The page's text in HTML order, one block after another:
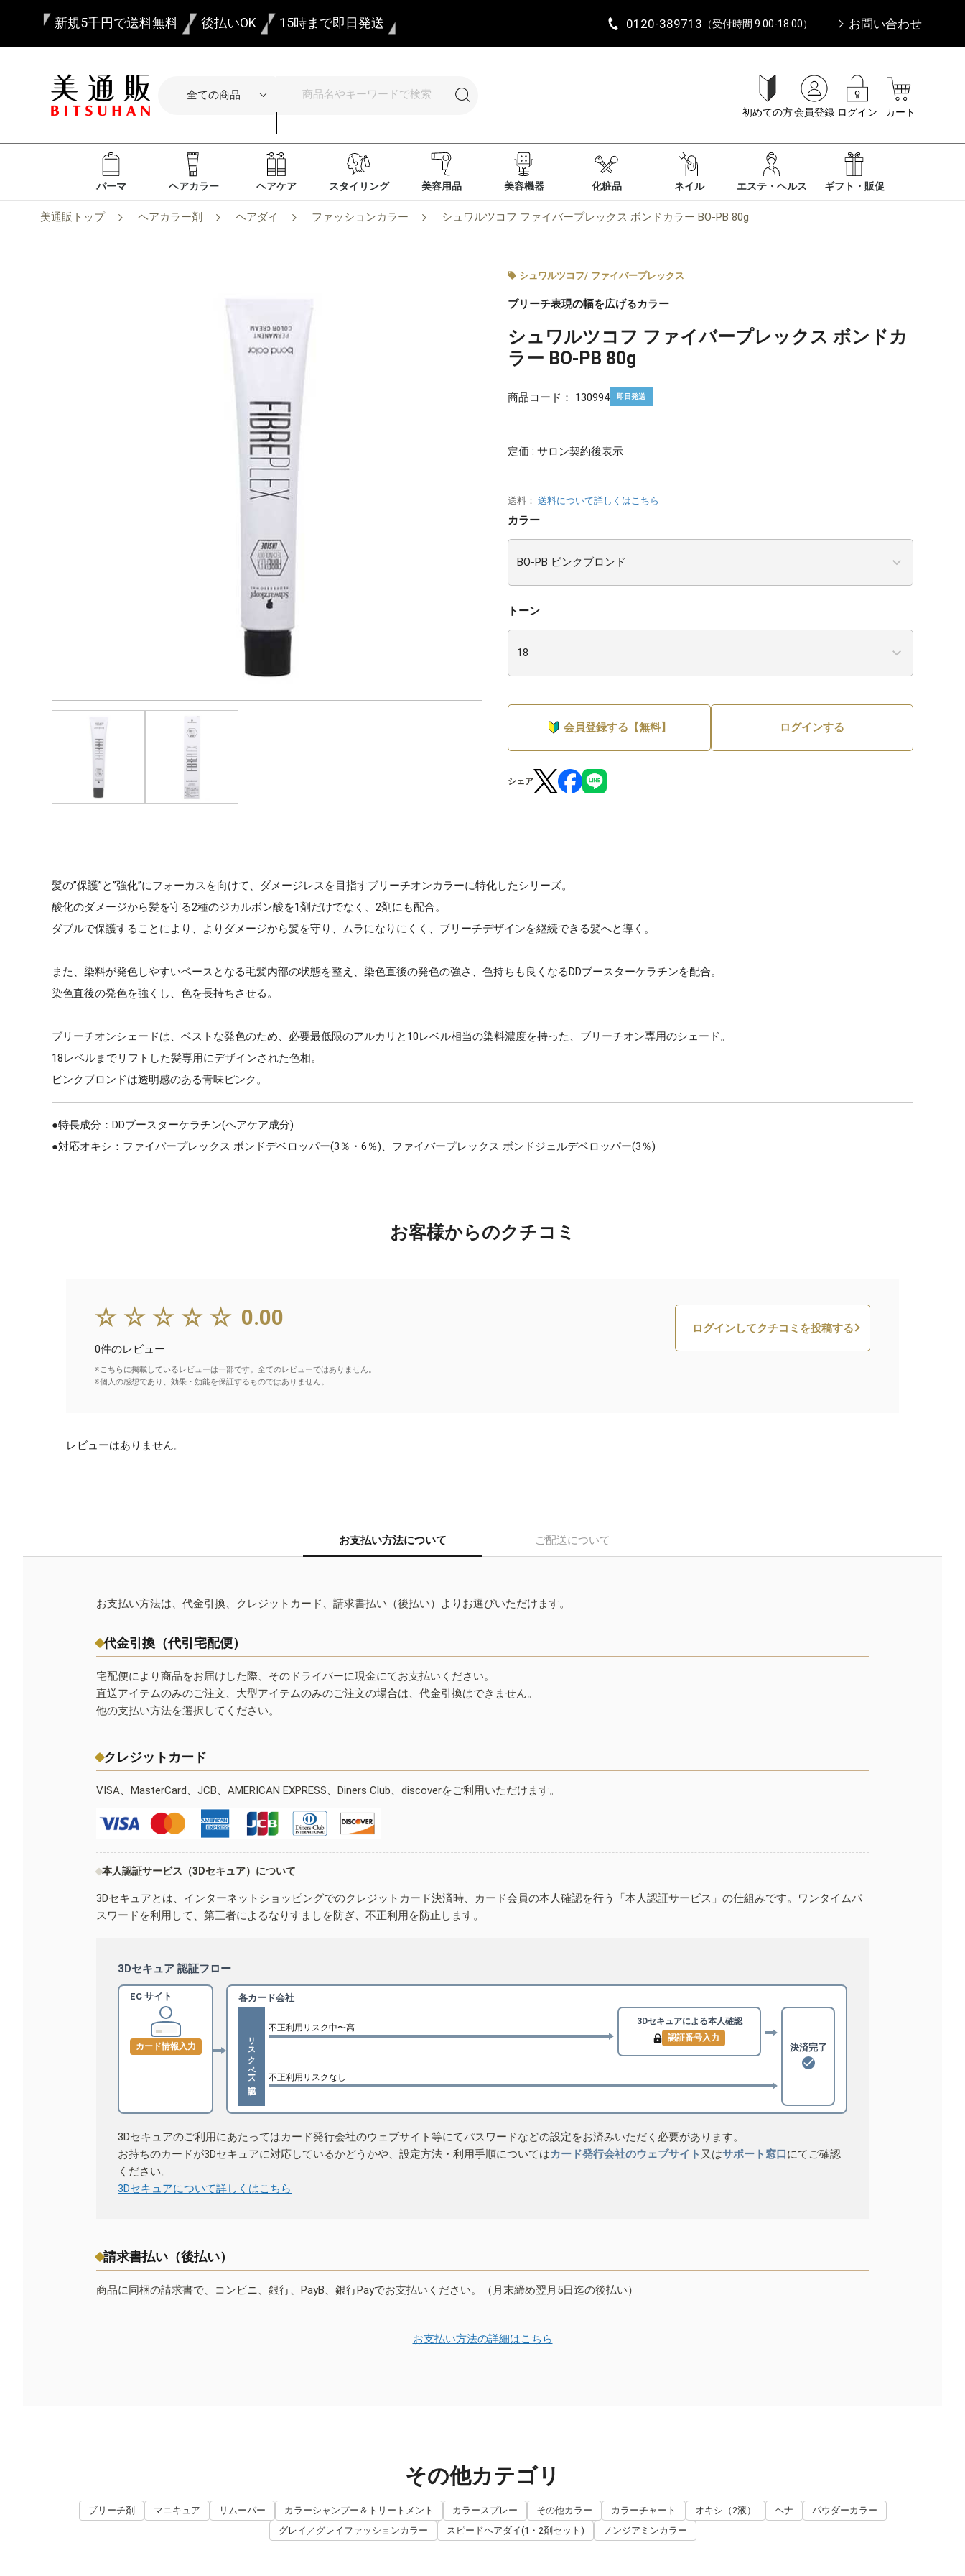
新規5千円で送料無料 後払いOK 15時まで即日発送 0120-389713 （受付時間 9:00-18:00） お問い合わせ
初めての方会員登録 ログイン カート
パーマ ヘアカラー ヘアケア スタイリング 美容用品 美容機器 化粧品 ネイル エステ・ヘルス ギフト・販促
美通販トップ ヘアカラー剤 ヘアダイ ファッションカラー シュワルツコフ ファイバープレックス ボンドカラー BO-PB 80g
シュワルツコフ/ ファイバープレックス
ブリーチ表現の幅を広げるカラー
シュワルツコフ ファイバープレックス ボンドカ
ラー BO-PB 80g
商品コード： 130994 即日発送
定価 : サロン契約後表示
送料： 送料について詳しくはこちら
カラー
トーン
会員登録する【無料】 ログインする
シェア
髪の”保護”と”強化”にフォーカスを向けて、ダメージレスを目指すブリーチオンカラーに特化したシリーズ。
酸化のダメージから髪を守る2種のジカルボン酸を1剤だけでなく、2剤にも配合。
ダブルで保護することにより、よりダメージから髪を守り、ムラになりにくく、ブリーチデザインを継続できる髪へと導く。
また、染料が発色しやすいベースとなる毛髪内部の状態を整え、染色直後の発色の強さ、色持ちも良くなるDDブースターケラチンを配合。
染色直後の発色を強くし、色を長持ちさせる。
ブリーチオンシェードは、ベストな発色のため、必要最低限のアルカリと10レベル相当の染料濃度を持った、ブリーチオン専用のシェード。
18レベルまでリフトした髪専用にデザインされた色相。
ピンクブロンドは透明感のある青味ピンク。
●特長成分：DDブースターケラチン(ヘアケア成分)
●対応オキシ：ファイバープレックス ボンドデベロッパー(3％・6％)、ファイバープレックス ボンドジェルデベロッパー(3％)
お客様からのクチコミ
☆☆☆☆☆ 0.00
0件のレビュー
※こちらに掲載しているレビューは一部です。全てのレビューではありません。
※個人の感想であり、効果・効能を保証するものではありません。
ログインしてクチコミを投稿する
レビューはありません。
お支払い方法について ご配送について
お支払い方法は、代金引換、クレジットカード、請求書払い（後払い）よりお選びいただけます。
代金引換（代引宅配便）
宅配便により商品をお届けした際、そのドライバーに現金にてお支払いください。
直送アイテムのみのご注文、大型アイテムのみのご注文の場合は、代金引換はできません。
他の支払い方法を選択してください。
クレジットカード
VISA、MasterCard、JCB、AMERICAN EXPRESS、Diners Club、discoverをご利用いただけます。
本人認証サービス（3Dセキュア）について
3Dセキュアとは、インターネットショッピングでのクレジットカード決済時、カード会員の本人確認を行う「本人認証サービス」の仕組みです。ワンタイムパ
スワードを利用して、第三者によるなりすましを防ぎ、不正利用を防止します。
3Dセキュア 認証フロー
EC サイト
カード情報入力
各カード会社
リスクベース認証
不正利用リスク中〜高
3Dセキュアによる本人確認
認証番号入力
不正利用リスクなし
決済完了
3Dセキュアのご利用にあたってはカード発行会社のウェブサイト等にてパスワードなどの設定をお済みいただく必要があります。
お持ちのカードが3Dセキュアに対応しているかどうかや、設定方法・利用手順についてはカード発行会社のウェブサイト 又はサポート窓口にてご確認
ください。
3Dセキュアについて詳しくはこちら
請求書払い（後払い）
商品に同梱の請求書で、コンビニ、銀行、PayB、銀行Payでお支払いください。（月末締め翌月5日迄の後払い）
お支払い方法の詳細はこちら
その他カテゴリ
ブリーチ剤 マニキュア リムーバー カラーシャンプー＆トリートメント カラースプレー その他カラー カラーチャート オキシ（2液） ヘナ
パウダーカラー
グレイ／グレイファッションカラー
スピードヘアダイ(1・2剤セット) ノンジアミンカラー